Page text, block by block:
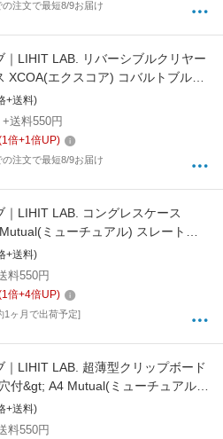
注文で最短8/9お届け
｜LIHIT LAB. リバーシブルクリヤー
XCOA(エクスコア) コバルトブルー
+送料)
+送料550円
1倍+1倍UP)
注文で最短8/9お届け
｜LIHIT LAB. コングレスケース
ミューチュアル) スレートブ
11
+送料)
料550円
1倍+4倍UP)
1ヶ月で出荷予定]
｜LIHIT LAB. 超薄型クリップボード
付&gt; A4 Mutual(ミューチュアル)
ー A2067-11
+送料)
料550円